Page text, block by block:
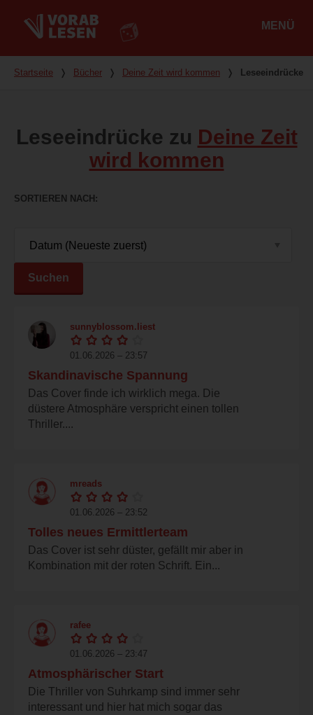
MENÜ
Du bist hier
Startseite ❭ Bücher ❭ Deine Zeit wird kommen ❭ Leseeindrücke
Leseeindrücke zu Deine Zeit
wird kommen
SORTIEREN NACH
Suchen
sunnyblossom.liest
01.06.2026 – 23:57
Skandinavische Spannung
Das Cover finde ich wirklich mega. Die
düstere Atmosphäre verspricht einen tollen
Thriller....
mreads
01.06.2026 – 23:52
Tolles neues Ermittlerteam
Das Cover ist sehr düster, gefällt mir aber in
Kombination mit der roten Schrift. Ein...
rafee
01.06.2026 – 23:47
Atmosphärischer Start
Die Thriller von Suhrkamp sind immer sehr
interessant und hier hat mich sogar das